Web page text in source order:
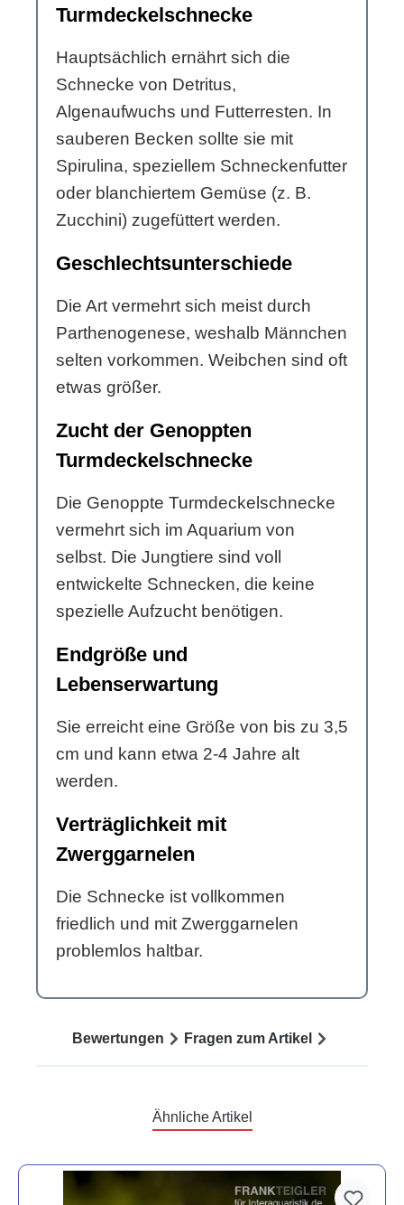
Turmdeckelschnecke
Hauptsächlich ernährt sich die
Schnecke von Detritus,
Algenaufwuchs und Futterresten. In
sauberen Becken sollte sie mit
Spirulina, speziellem Schneckenfutter
oder blanchiertem Gemüse (z. B.
Zucchini) zugefüttert werden.
Geschlechtsunterschiede
Die Art vermehrt sich meist durch
Parthenogenese, weshalb Männchen
selten vorkommen. Weibchen sind oft
etwas größer.
Zucht der Genoppten
Turmdeckelschnecke
Die Genoppte Turmdeckelschnecke
vermehrt sich im Aquarium von
selbst. Die Jungtiere sind voll
entwickelte Schnecken, die keine
spezielle Aufzucht benötigen.
Endgröße und
Lebenserwartung
Sie erreicht eine Größe von bis zu 3,5
cm und kann etwa 2-4 Jahre alt
werden.
Verträglichkeit mit
Zwerggarnelen
Die Schnecke ist vollkommen
friedlich und mit Zwerggarnelen
problemlos haltbar.
Bewertungen Fragen zum Artikel
Ähnliche Artikel